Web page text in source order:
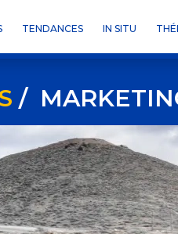
TENDANCES IN SITU
/